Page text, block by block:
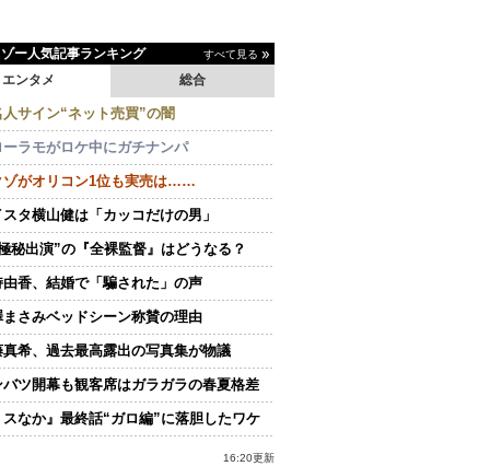
ー人気記事ランキング すべて見る
エンタメ 総合
人サイン“ネット売買”の闇
ーラモがロケ中にガチナンパ
ゾがオリコン1位も実売は……
タ横山健は「カッコだけの男」
秘出演”の『全裸監督』はどうなる？
由香、結婚で「騙された」の声
まさみベッドシーン称賛の理由
真希、過去最高露出の写真集が物議
バツ開幕も観客席はガラガラの春夏格差
スなか』最終話“ガロ編”に落胆したワケ
16:20更新